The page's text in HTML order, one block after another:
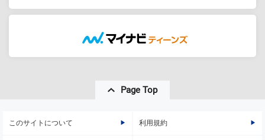
Page Top
このサイトについて 利用規約